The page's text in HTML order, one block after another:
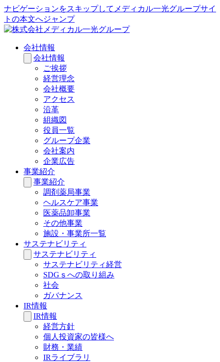
ナビゲーションをスキップしてメディカル一光グループサイ
トの本文へジャンプ
会社情報
会社情報
ご挨拶
経営理念
会社概要
アクセス
沿革
組織図
役員一覧
グループ企業
会社案内
企業広告
事業紹介
事業紹介
調剤薬局事業
ヘルスケア事業
医薬品卸事業
その他事業
施設・事業所一覧
サステナビリティ
サステナビリティ
サステナビリティ経営
SDGｓへの取り組み
社会
ガバナンス
IR情報
IR情報
経営方針
個人投資家の皆様へ
財務・業績
IRライブラリ